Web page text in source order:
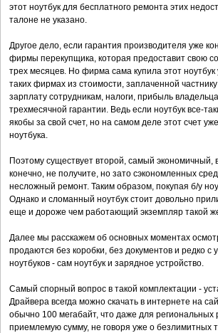
этот ноутбук для бесплатного ремонта этих
талоне не указано.
Другое дело, если гарантия производителя уже
фирмы перекупщика, которая предоставит свою
трех месяцев. Но фирма сама купила этот ноутбук
таких фирмах из стоимости, заплаченной
зарплату сотрудникам, налоги, прибыль
трехмесячной гарантии. Ведь если ноутбук все-
якобы за свой счет, но на самом деле этот счет
ноутбука.
Поэтому существует второй, самый экономичный,
конечно, не получите, но зато сэкономленных
несложный ремонт. Таким образом, покупая б/у
Однако и сломанный ноутбук стоит довольно
еще и дороже чем работающий экземпляр такой
Далее мы расскажем об основных моментах
продаются без коробки, без документов и редко
ноутбуков - сам ноутбук и зарядное устройство.
Самый спорный вопрос в такой комплектации -
Драйвера всегда можно скачать в интернете на
обычно 100 мегабайт, что даже для
приемлемую сумму, не говоря уже о безлимитных